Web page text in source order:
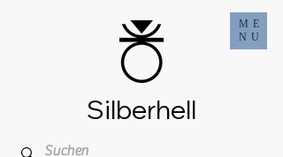
ME
NU
Silberhell